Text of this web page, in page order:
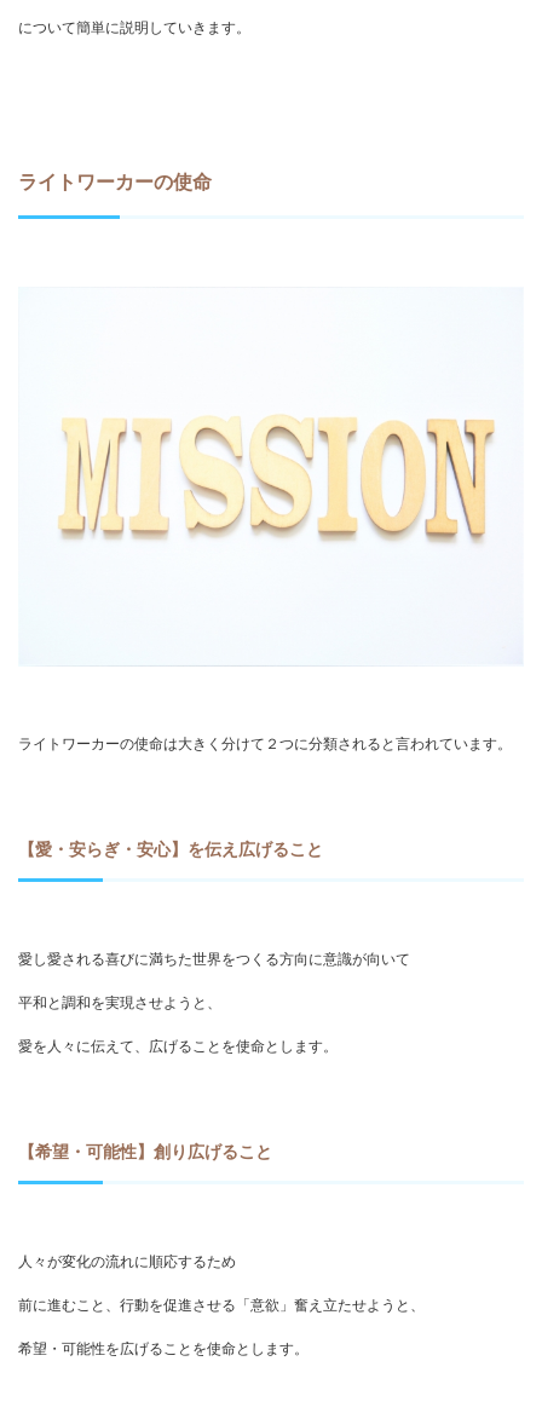
について簡単に説明していきます。
ライトワーカーの使命
ライトワーカーの使命は大きく分けて２つに分類されると言われています。
【愛・安らぎ・安心】を伝え広げること
愛し愛される喜びに満ちた世界をつくる方向に意識が向いて
平和と調和を実現させようと、
愛を人々に伝えて、広げることを使命とします。
【希望・可能性】創り広げること
人々が変化の流れに順応するため
前に進むこと、行動を促進させる「意欲」奮え立たせようと、
希望・可能性を広げることを使命とします。